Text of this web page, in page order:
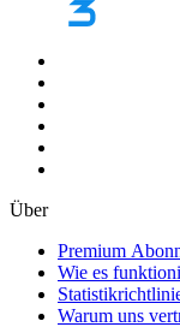
Über
Premium
Wie es
Warum uns